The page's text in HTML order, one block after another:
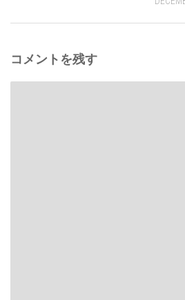
コメントを残す